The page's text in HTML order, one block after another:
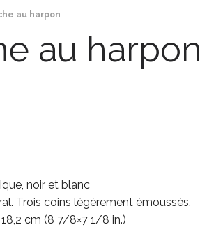
au harpon
au harpon
noir et blanc
Trois coins légèrement émoussés.
18,2 cm (8 7/8×7 1/8 in.)